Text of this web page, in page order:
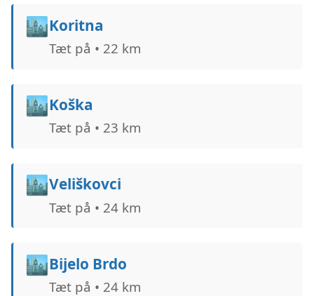
🏙️Koritna
Tæt på • 22 km
🏙️Koška
Tæt på • 23 km
🏙️Veliškovci
Tæt på • 24 km
🏙️Bijelo Brdo
Tæt på • 24 km